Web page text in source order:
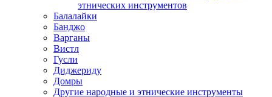
этнических инструментов
Балалайки
Банджо
Варганы
Вистл
Гусли
Диджериду
Домры
Другие народные и этнические инструменты